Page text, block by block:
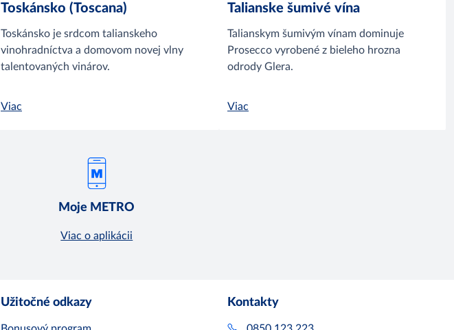
Toskánsko (Toscana)
Toskánsko je srdcom talianskeho
vinohradníctva a domovom novej vlny
talentovaných vinárov.
Viac
Talianske šumivé vína
Talianskym šumivým vínam dominuje
Prosecco vyrobené z bieleho hrozna
odrody Glera.
Viac
Moje METRO
Viac o aplikácii
Užitočné odkazy Kontakty